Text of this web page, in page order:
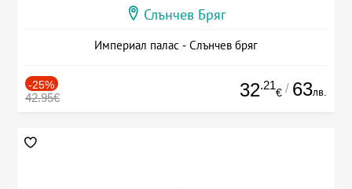
Слънчев Бряг
Империал палас - Слънчев бряг
-25%
42.95€ 32.21
€ / 63лв.